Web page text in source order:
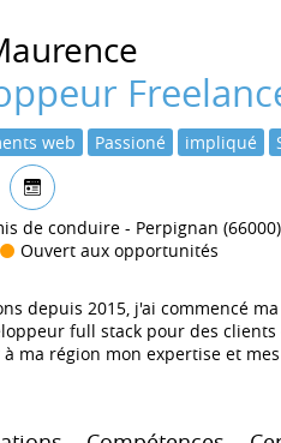
web Passioné impliqué
de conduire Perpignan
Ouvert aux opportunités
depuis 2015, j'ai commencé
full stack pour des
ma région mon expertise et